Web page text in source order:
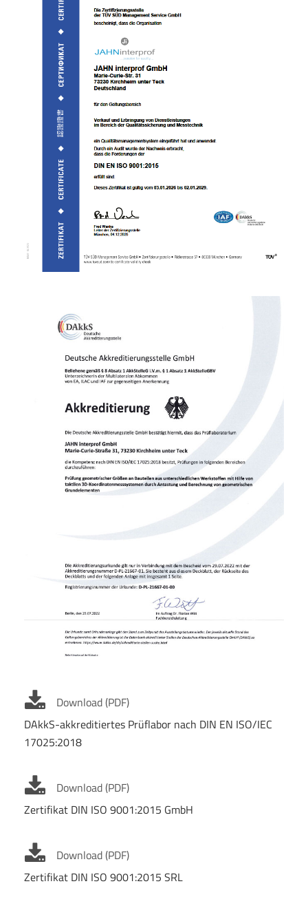
Download (PDF)
DAkkS-akkreditiertes Prüflabor nach DIN EN ISO/IEC
17025:2018
Download (PDF)
Zertifikat DIN ISO 9001:2015 GmbH
Download (PDF)
Zertifikat DIN ISO 9001:2015 SRL